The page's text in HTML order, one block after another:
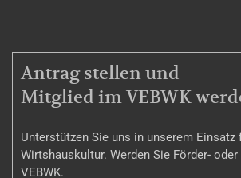
MITGLIEDSCHAFT
Antrag stellen und
Mitglied im VEBWK
Unterstützen Sie uns in unserem Einsatz
Wirtshauskultur. Werden Sie Förder-
VEBWK.